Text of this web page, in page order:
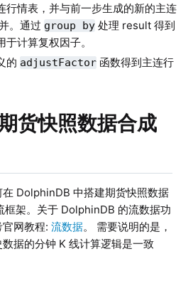
行情表，并与前一步生成的新的主连
。通过 group by处理 result 得到
计算复权因子。
的 adjustFactor函数得到主连行
货快照数据合成
DolphinDB 中搭建期货快照数据
框架。关于 DolphinDB 的流数据功
网教程: 流数据。 需要说明的是，
据的分钟 K 线计算逻辑是一致